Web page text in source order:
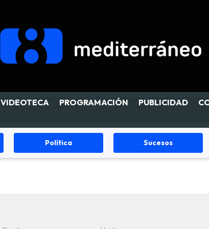
VIDEOTECA PROGRAMACIÓN PUBLICIDAD
Política Sucesos